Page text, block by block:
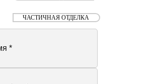
ЧАСТИЧНАЯ ОТДЕЛКА